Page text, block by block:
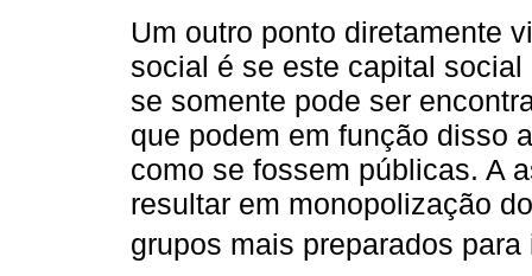
Um outro ponto diretamente
social é se este capital
se somente pode ser
que podem em função disso
como se fossem públicas. A
resultar em monopolização
grupos mais preparados